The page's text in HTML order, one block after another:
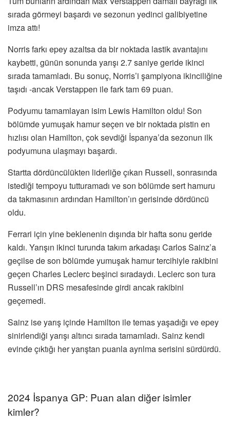
sırada görmeyi başardı ve sezonun yedinci galibiyetine
imza attı!
Norris farkı epey azaltsa da bir noktada lastik avantajını
kaybetti, günün sonunda yarışı 2.7 saniye geride ikinci
sırada tamamladı. Bu sonuç, Norris’i şampiyona ikinciliğine
taşıdı -ancak Verstappen ile fark tam 69 puan.
Podyumu tamamlayan isim Lewis Hamilton oldu! Son
bölümde yumuşak hamur seçen ve bir noktada pistin en
hızlısı olan Hamilton, çok sevdiği İspanya’da sezonun ilk
podyumuna ulaşmayı başardı.
Startta dördüncülükten liderliğe çıkan Russell, sonrasında
istediği tempoyu tutturamadı ve son bölümde sert hamuru
da takmasının ardından Hamilton’ın gerisinde dördüncü
oldu.
Ferrari için yine beklenenin dışında bir hafta sonu geride
kaldı. Yarışın ikinci turunda takım arkadaşı Carlos Sainz’a
geçilse de son bölümde yumuşak hamur tercihiyle rakibini
geçen Charles Leclerc beşinci sıradaydı. Leclerc son tura
Russell’ın DRS mesafesinde girdi ancak rakibini
geçemedi.
Sainz ise yarış içinde Hamilton ile temas yaşadığı ve epey
sinirlendiği yarışı altıncı sırada tamamladı. Sainz kendi
evinde çıktığı her yarıştan puanla ayrılma serisini sürdürdü.
2024 İspanya GP: Puan alan diğer isimler
kimler?